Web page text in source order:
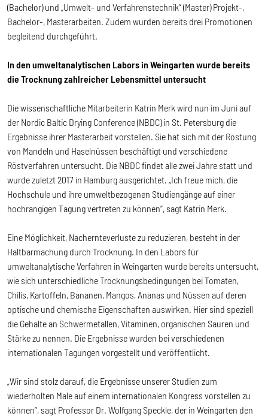
(Bachelor) und „Umwelt- und Verfahrenstechnik“ (Master) Projekt-,
Bachelor-, Masterarbeiten. Zudem wurden bereits drei Promotionen
begleitend durchgeführt.
In den umweltanalytischen Labors in Weingarten wurde bereits
die Trocknung zahlreicher Lebensmittel untersucht
Die wissenschaftliche Mitarbeiterin Katrin Merk wird nun im Juni auf
der Nordic Baltic Drying Conference (NBDC) in St. Petersburg die
Ergebnisse ihrer Masterarbeit vorstellen. Sie hat sich mit der Röstung
von Mandeln und Haselnüssen beschäftigt und verschiedene
Röstverfahren untersucht. Die NBDC findet alle zwei Jahre statt und
wurde zuletzt 2017 in Hamburg ausgerichtet. „Ich freue mich, die
Hochschule und ihre umweltbezogenen Studiengänge auf einer
hochrangigen Tagung vertreten zu können“, sagt Katrin Merk.
Eine Möglichkeit, Nachernteverluste zu reduzieren, besteht in der
Haltbarmachung durch Trocknung. In den Labors für
umweltanalytische Verfahren in Weingarten wurde bereits untersucht,
wie sich unterschiedliche Trocknungsbedingungen bei Tomaten,
Chilis, Kartoffeln, Bananen, Mangos, Ananas und Nüssen auf deren
optische und chemische Eigenschaften auswirken. Hier sind speziell
die Gehalte an Schwermetallen, Vitaminen, organischen Säuren und
Stärke zu nennen. Die Ergebnisse wurden bei verschiedenen
internationalen Tagungen vorgestellt und veröffentlicht.
„Wir sind stolz darauf, die Ergebnisse unserer Studien zum
wiederholten Male auf einem internationalen Kongress vorstellen zu
können“, sagt Professor Dr. Wolfgang Speckle, der in Weingarten den